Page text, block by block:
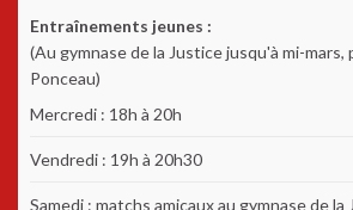
Entraînements jeunes :
(Au gymnase de la Justice jusqu'à mi-mars,
Ponceau)
Mercredi : 18h à 20h
Vendredi : 19h à 20h30
Samedi : matchs amicaux au gymnase de